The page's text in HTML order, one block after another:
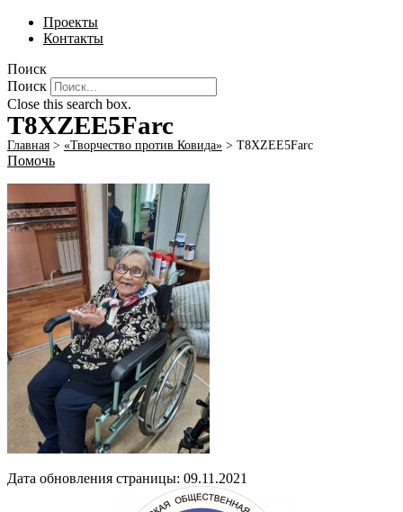
Проекты
Контакты
Поиск
Поиск
Close this search box.
T8XZEE5Farc
Главная > «Творчество против Ковида» > T8XZEE5Farc
Помочь
Дата обновления страницы: 09.11.2021